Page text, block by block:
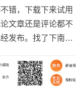
错，下载下来试用
文章还是评论都不
发布。找了下南博
，把主题更换为默